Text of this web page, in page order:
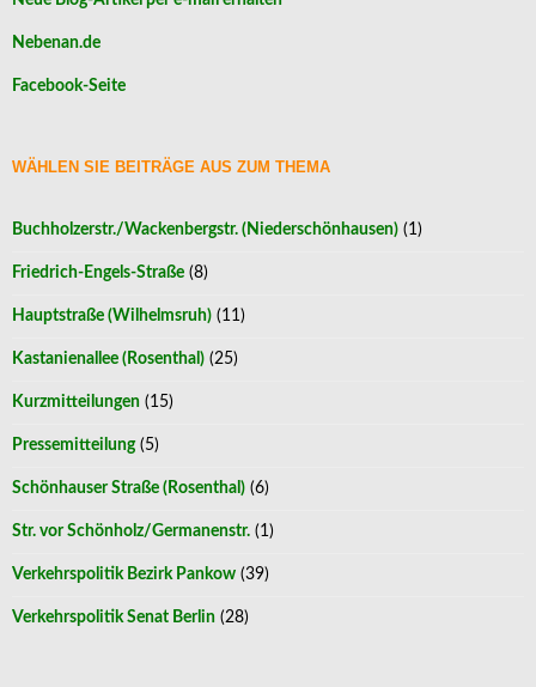
Nebenan.de
Facebook-Seite
WÄHLEN SIE BEITRÄGE AUS ZUM THEMA
Buchholzerstr./Wackenbergstr. (Niederschönhausen) (1)
Friedrich-Engels-Straße (8)
Hauptstraße (Wilhelmsruh) (11)
Kastanienallee (Rosenthal) (25)
Kurzmitteilungen (15)
Pressemitteilung(5)
Schönhauser Straße (Rosenthal) (6)
Str. vor Schönholz/Germanenstr. (1)
Verkehrspolitik Bezirk Pankow (39)
Verkehrspolitik Senat Berlin (28)